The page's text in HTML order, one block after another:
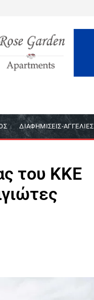
ΔΙΑΦΗΜΊΣΕΙΣ-ΑΓΓΕΛΊΕΣ
του ΚΚΕ